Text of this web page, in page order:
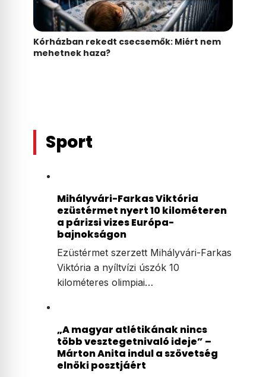
Kórházban rekedt csecsemők: Miért nem
mehetnek haza?
Sport
Mihályvári-Farkas Viktória
ezüstérmet nyert 10 kilométeren
a párizsi vizes Európa-
bajnokságon
Ezüstérmet szerzett Mihályvári-Farkas
Viktória a nyíltvízi úszók 10
kilométeres olimpiai…
„A magyar atlétikának nincs
több vesztegetnivaló ideje” –
Márton Anita indul a szövetség
elnöki posztjáért